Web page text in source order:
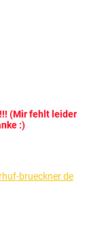
(Mir fehlt leider
:)
brueckner.de